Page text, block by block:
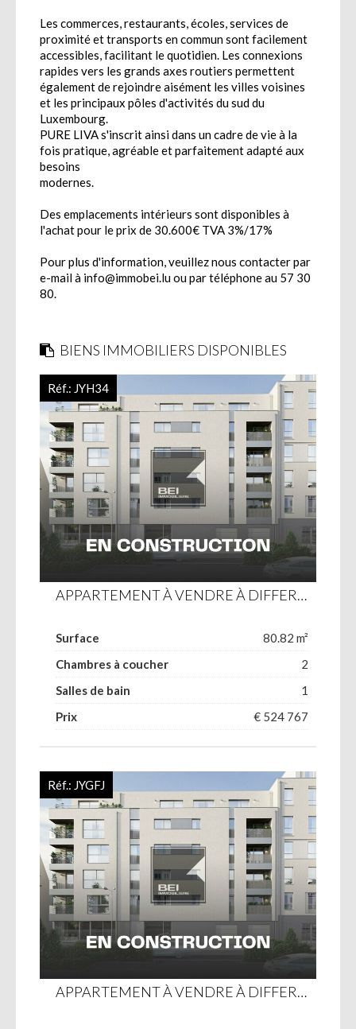
Les commerces, restaurants, écoles, services de
proximité et transports en commun sont facilement
accessibles, facilitant le quotidien. Les connexions
rapides vers les grands axes routiers permettent
également de rejoindre aisément les villes voisines
et les principaux pôles d'activités du sud du
Luxembourg.
PURE LIVA s'inscrit ainsi dans un cadre de vie à la
fois pratique, agréable et parfaitement adapté aux
besoins
modernes.
Des emplacements intérieurs sont disponibles à
l'achat pour le prix de 30.600€ TVA 3%/17%
Pour plus d'information, veuillez nous contacter par
e-mail à info@immobei.lu ou par téléphone au 57 30
80.
BIENS IMMOBILIERS DISPONIBLES
Réf.: JYH34
APPARTEMENT À VENDRE À DIFFERDANGE
Surface
80.82 m²
Chambres à coucher
2
Salles de bain
1
Prix
€ 524 767
Réf.: JYGFJ
APPARTEMENT À VENDRE À DIFFERDANGE